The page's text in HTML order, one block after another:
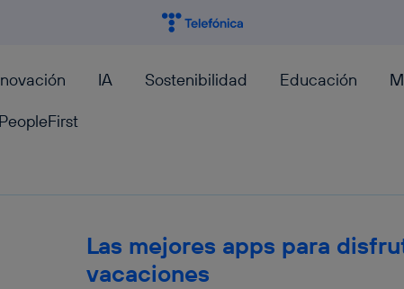
IA Sostenibilidad Educación
Las mejores apps para
vacaciones